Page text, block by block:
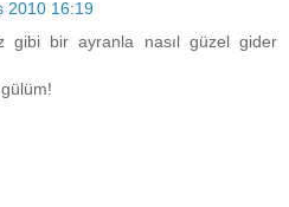
2010 16:19
gibi bir ayranla nasıl güzel gider